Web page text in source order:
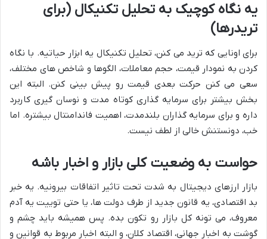
یه نگاه کوچیک به تحلیل تکنیکال (برای
تریدرها)
برای اونایی که ترید می کنن، تحلیل تکنیکال یه ابزار حیاتیه. با نگاه
کردن به نمودار قیمت، حجم معاملات، الگوها و شاخص های مختلف،
سعی می کنن حرکت بعدی قیمت رو پیش بینی کنن. البته این
بخش بیشتر برای سرمایه گذاری کوتاه مدت و نوسان گیری کاربرد
داره و برای سرمایه گذاران بلندمدت، اهمیت فاندامنتال بیشتره. اما
خب، دونستنش خالی از لطف نیست.
حواست به وضعیت کلی بازار و اخبار باشه
بازار ارزهای دیجیتال به شدت تحت تاثیر اتفاقات بیرونیه. یه خبر
بد اقتصادی، یه قانون جدید از طرف دولت ها، یا حتی توییت یه آدم
معروف، می تونه کل بازار رو تکون بده. پس همیشه باید چشم و
گوشت به اخبار جهانی، اقتصاد کلان، و البته اخبار مربوط به قوانین و